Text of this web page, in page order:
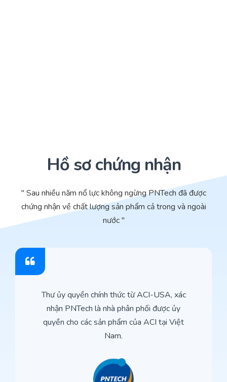
Hồ sơ chứng nhận
" Sau nhiều năm nổ lực không ngừng PNTech đã được
chứng nhận về chất lượng sản phẩm cả trong và ngoài
nước "
Thư ủy quyền chính thức từ ACI-USA, xác
nhận PNTech là nhà phân phối được ủy
quyền cho các sản phẩm của ACI tại Việt
Nam.